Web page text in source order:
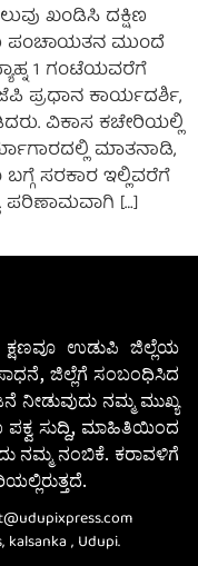
ಖಂಡಿಸಿ ದಕ್ಷಿಣ
ಪಂಚಾಯತನ ಮುಂದೆ
1 ಗಂಟೆಯವರೆಗೆ
ಪ್ರಧಾನ ಕಾರ್ಯದರ್ಶಿ,
ವಿಕಾಸ ಕಚೇರಿಯಲ್ಲಿ
ಮಾತನಾಡಿ,
ಸರಕಾರ ಇಲ್ಲಿವರೆಗೆ
ಪರಿಣಾಮವಾಗಿ […]
ಕ್ಷಣವೂ ಉಡುಪಿ ಜಿಲ್ಲೆಯ
ಜಿಲ್ಲೆಗೆ ಸಂಬಂಧಿಸಿದ
ನಮ್ಮ ಮುಖ್ಯ
ಸುದ್ದಿ, ಮಾಹಿತಿಯಿಂದ
ನಮ್ಮ ನಂಬಿಕೆ. ಕರಾವಳಿಗೆ
, Udupi.